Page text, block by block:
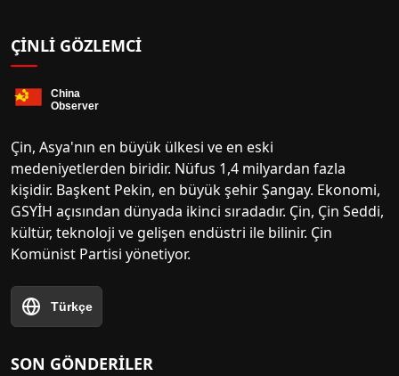
ÇINLI GÖZLEMCI
Çin, Asya'nın en büyük ülkesi ve en eski
medeniyetlerden biridir. Nüfus 1,4 milyardan fazla
kişidir. Başkent Pekin, en büyük şehir Şangay. Ekonomi,
GSYİH açısından dünyada ikinci sıradadır. Çin, Çin Seddi,
kültür, teknoloji ve gelişen endüstri ile bilinir. Çin
Komünist Partisi yönetiyor.
Türkçe
SON GÖNDERILER